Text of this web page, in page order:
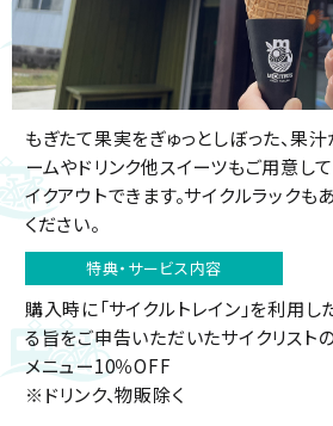
もぎたて果実をぎゅっとしぼった、果汁
ームやドリンク他スイーツもご用意し
イクアウトできます。サイクルラックも
ください。
特典・サービス内容
購入時に「サイクルトレイン」を利用
る旨をご申告いただいたサイクリスト
メニュー10％OFF
※ドリンク、物販除く